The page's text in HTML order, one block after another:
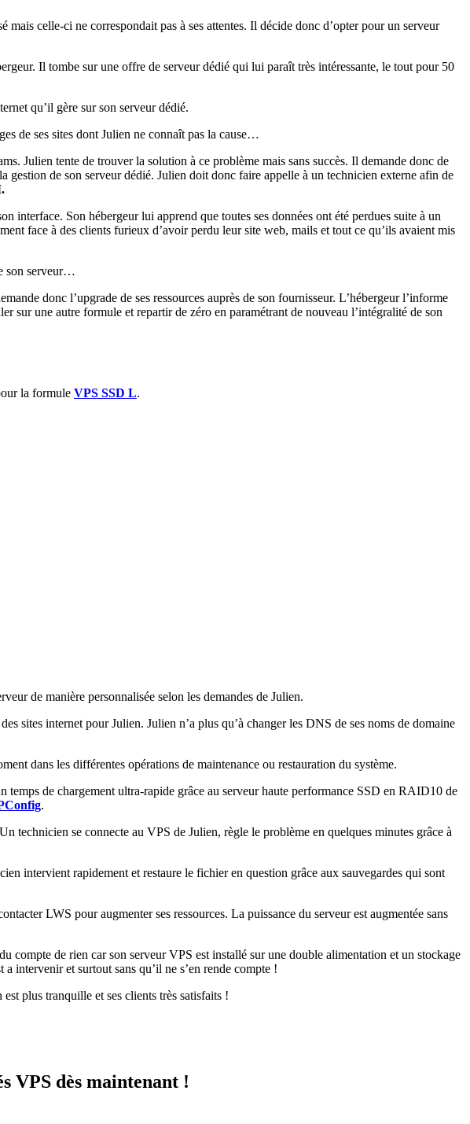
mais celle-ci ne correspondait pas à ses attentes. Il décide donc d’opter pour un serveur
Il tombe sur une offre de serveur dédié qui lui paraît très intéressante, le tout pour 50
qu’il gère sur son serveur dédié.
de ses sites dont Julien ne connaît pas la cause…
Julien tente de trouver la solution à ce problème mais sans succès. Il demande donc de
gestion de son serveur dédié. Julien doit donc faire appelle à un technicien externe afin de
interface. Son hébergeur lui apprend que toutes ses données ont été perdues suite à un
face à des clients furieux d’avoir perdu leur site web, mails et tout ce qu’ils avaient mis
son serveur…
donc l’upgrade de ses ressources auprès de son fournisseur. L’hébergeur l’informe
sur une autre formule et repartir de zéro en paramétrant de nouveau l’intégralité de son
la formule VPS SSD L.
de manière personnalisée selon les demandes de Julien.
sites internet pour Julien. Julien n’a plus qu’à changer les DNS de ses noms de domaine
dans les différentes opérations de maintenance ou restauration du système.
temps de chargement ultra-rapide grâce au serveur haute performance SSD en RAID10 de
.
technicien se connecte au VPS de Julien, règle le problème en quelques minutes grâce à
intervient rapidement et restaure le fichier en question grâce aux sauvegardes qui sont
LWS pour augmenter ses ressources. La puissance du serveur est augmentée sans
compte de rien car son serveur VPS est installé sur une double alimentation et un stockage
intervenir et surtout sans qu’il ne s’en rende compte !
plus tranquille et ses clients très satisfaits !
VPS dès maintenant !